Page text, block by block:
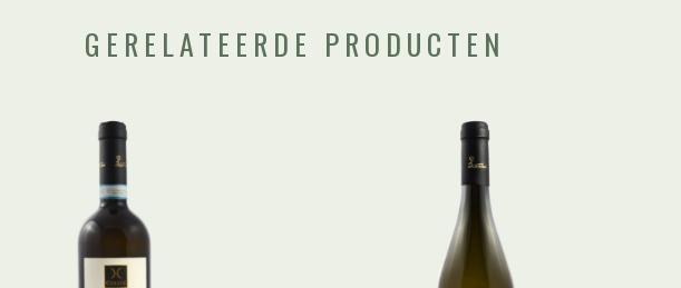
GERELATEERDE PRODUCTEN